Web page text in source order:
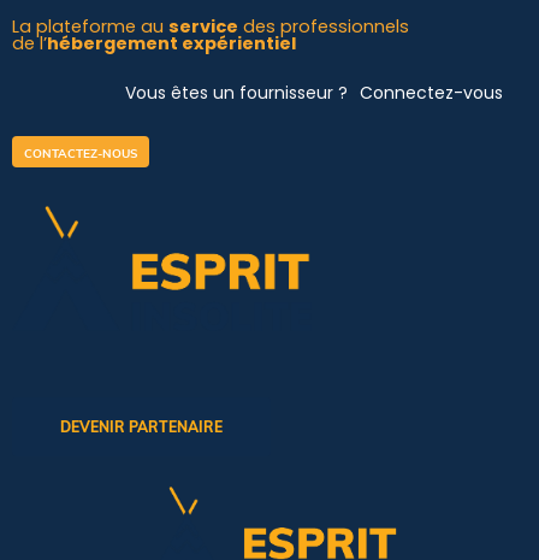
Aller
au
La plateforme au service des professionnels
de l’hébergement expérientiel
Vous êtes un fournisseur ? Connectez-vous
CONTACTEZ-NOUS
DEVENIR PARTENAIRE